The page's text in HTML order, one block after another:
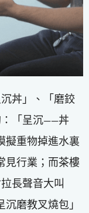
丼」、「磨鉸
：「呈沉——丼
擬重物掉進水裏
見行業；而茶樓
長聲音大叫
磨教叉燒包」